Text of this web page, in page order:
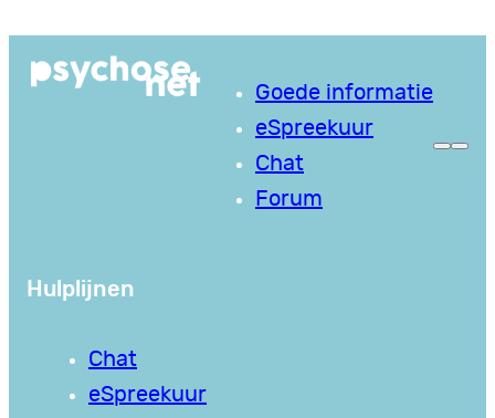
naar
Goede informatie
eSpreekuur
Chat
Forum
Hulplijnen
Chat
eSpreekuur